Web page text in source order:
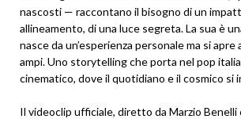
nascosti — raccontano il bisogno di un
allineamento, di una luce segreta. La sua è
nasce da un’esperienza personale ma si apre
ampi. Uno storytelling che porta nel pop
cinematico, dove il quotidiano e il cosmico si
Il videoclip ufficiale, diretto da Marzio